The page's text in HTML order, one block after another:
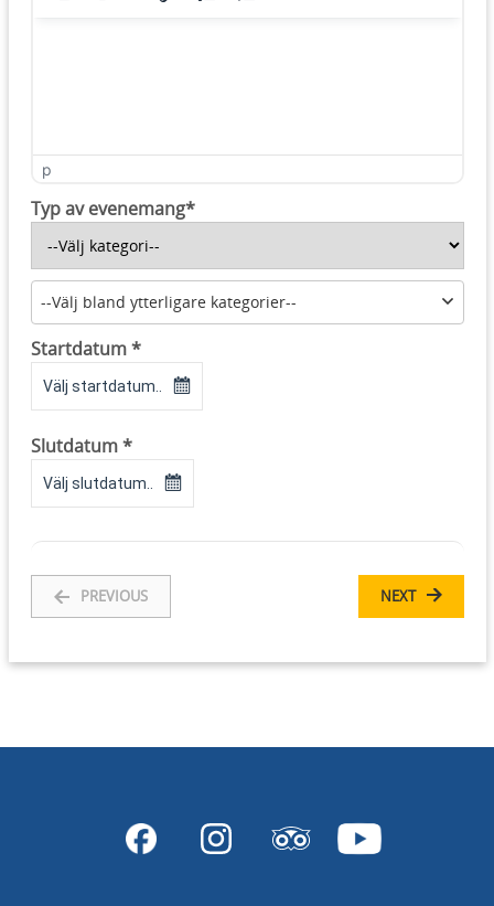
p
Typ av evenemang*
--Välj bland ytterligare kategorier--
Startdatum *
Välj startdatum..
Slutdatum *
Välj slutdatum..
PREVIOUS NEXT